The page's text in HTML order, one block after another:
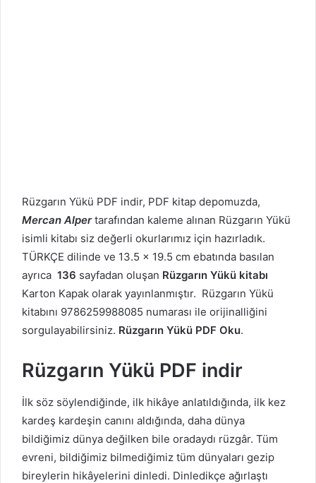
Rüzgarın Yükü PDF indir, PDF kitap depomuzda,
Mercan Alpertarafından kaleme alınan Rüzgarın Yükü
isimli kitabı siz değerli okurlarımız için hazırladık.
TÜRKÇE dilinde ve 13.5 x 19.5 cm ebatında basılan
ayrıca 136 sayfadan oluşan Rüzgarın Yükü kitabı
Karton Kapak olarak yayınlanmıştır. Rüzgarın Yükü
kitabını 9786259988085 numarası ile orijinalliğini
sorgulayabilirsiniz. Rüzgarın Yükü PDF Oku.
Rüzgarın Yükü PDF indir
İlk söz söylendiğinde, ilk hikâye anlatıldığında, ilk kez
kardeş kardeşin canını aldığında, daha dünya
bildiğimiz dünya değilken bile oradaydı rüzgâr. Tüm
evreni, bildiğimiz bilmediğimiz tüm dünyaları gezip
bireylerin hikâyelerini dinledi. Dinledikçe ağırlaştı